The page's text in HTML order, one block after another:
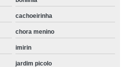
cachoeirinha
chora menino
imirin
jardim picolo